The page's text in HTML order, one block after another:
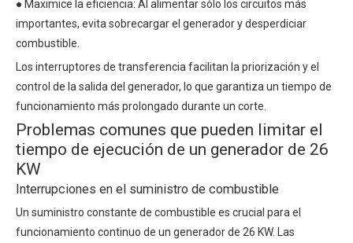
● Maximice la eficiencia: Al alimentar sólo los circuitos más
importantes, evita sobrecargar el generador y desperdiciar
combustible.
Los interruptores de transferencia facilitan la priorización y el
control de la salida del generador, lo que garantiza un tiempo de
funcionamiento más prolongado durante un corte.
Problemas comunes que pueden limitar el
tiempo de ejecución de un generador de 26
KW
Interrupciones en el suministro de combustible
Un suministro constante de combustible es crucial para el
funcionamiento continuo de un generador de 26 KW. Las